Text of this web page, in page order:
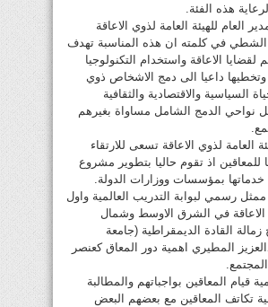
هذه الفئة.
العام للهيئة العامة لذوي الاعاقة
الشطي في كلمته ان هذه المناسبة تهدف
لقضايا الاعاقة واستخدام التكنولوجيا
وتخطيها داعيا الى دمج الاشخاص ذوي
السياسية والاقتصادية والثقافية
نواحي الدمج الشامل مساواة بغيرهم
العامة لذوي الاعاقة تسعى للارتقاء
للمعاقين اذ تقوم حاليا بتطوير مشروع
خدماتها بمؤسسات ووزارات الدولة.
رسمي لبوابة التدريب العالمية واول
في الشرق الاوسط وشمال
زمالة القادة الديمقراطية (جامعة
المطيري اهمية دور المعاق كعنصر
قيام المعاقين بواجباتهم والمطالبة
تكاتف المعاقين مع بعضهم البعض